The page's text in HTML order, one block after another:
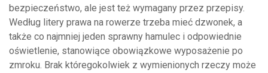
bezpieczeństwo, ale jest też wymagany przez przepisy.
Według litery prawa na rowerze trzeba mieć dzwonek, a
także co najmniej jeden sprawny hamulec i odpowiednie
oświetlenie, stanowiące obowiązkowe wyposażenie po
zmroku. Brak któregokolwiek z wymienionych rzeczy może